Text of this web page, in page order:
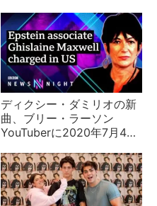
ディクシー・ダミリオの新
曲、ブリー・ラーソン
YouTuberに2020年7月4日